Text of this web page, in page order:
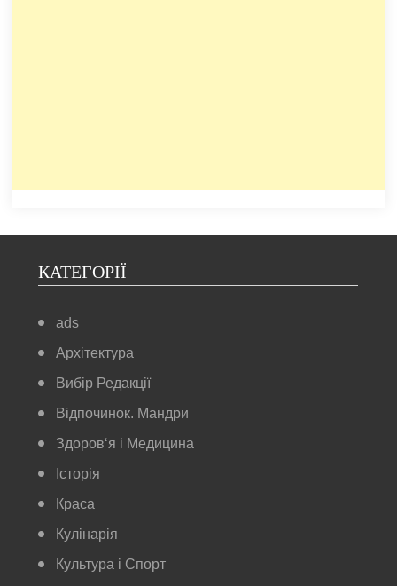
КАТЕГОРІЇ
ads
Архітектура
Вибір Редакції
Відпочинок. Мандри
Здоров‘я і Медицина
Історія
Краса
Кулінарія
Культура і Спорт